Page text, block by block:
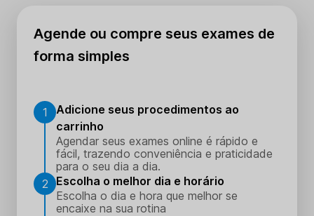
Agende ou compre seus exames de
forma simples
1
Adicione seus procedimentos ao
carrinho
Agendar seus exames online é rápido e
fácil, trazendo conveniência e praticidade
para o seu dia a dia.
2
Escolha o melhor dia e horário
Escolha o dia e hora que melhor se
encaixe na sua rotina